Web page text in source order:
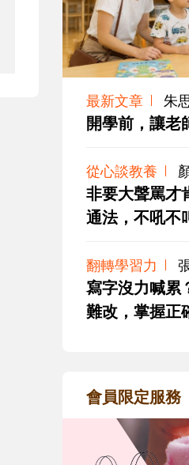
最新文章 朱
開學前，讓老
從心談教養
非要大聲罵才
通法，不吼不
翻轉學習力
寫字沒力喊累
難改，掌握正
會員限定服務